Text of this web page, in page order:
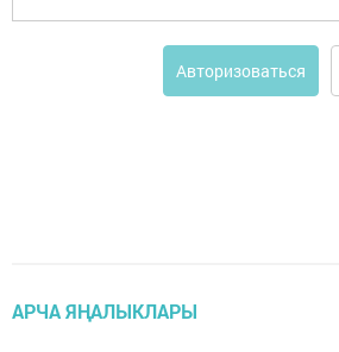
Авторизоваться
АРЧА ЯҢАЛЫКЛАРЫ